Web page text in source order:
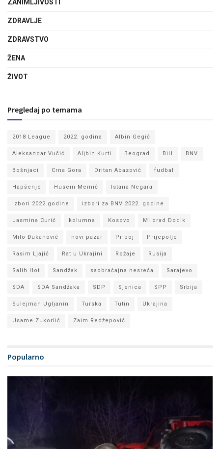
ZANIMLJIVOSTI
ZDRAVLJE
ZDRAVSTVO
ŽENA
ŽIVOT
Pregledaj po temama
2018 League 2022. godina Albin Gegić
Aleksandar Vučić Aljbin Kurti Beograd BiH BNV
Bošnjaci Crna Gora Dritan Abazović fudbal
Hapšenje Husein Memić Istana Negara
izbori 2022.godine izbori za BNV 2022. godine
Jasmina Curić kolumna Kosovo Milorad Dodik
Milo Đukanović novi pazar Priboj Prijepolje
Rasim Ljajić Rat u Ukrajini Rožaje Rusija
Salih Hot Sandžak saobraćajna nesreća Sarajevo
SDA SDA Sandžaka SDP Sjenica SPP Srbija
Sulejman Ugljanin Turska Tutin Ukrajina
Usame Zukorlić Zaim Redžepović
Popularno